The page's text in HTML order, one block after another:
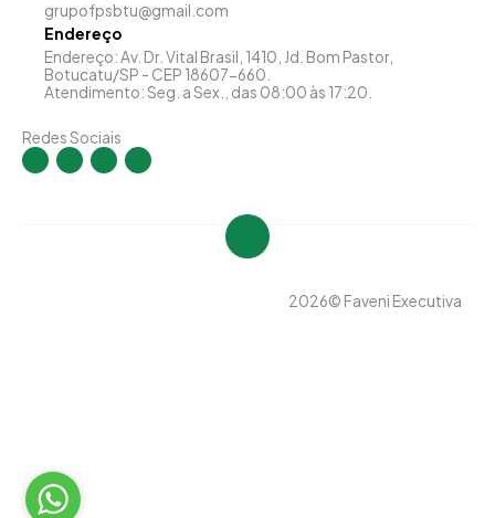
grupofpsbtu@gmail.com
Endereço
Endereço: Av. Dr. Vital Brasil, 1410, Jd. Bom Pastor,
Botucatu/SP - CEP 18607-660.
Atendimento: Seg. a Sex., das 08:00 às 17:20.
Redes Sociais
I
s
F
c
Y
u
L
n
2026© Faveni Executiva